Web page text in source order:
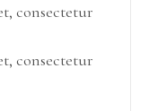
consectetur
consectetur